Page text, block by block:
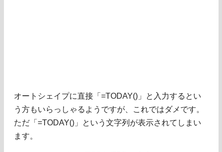
オートシェイプに直接「=TODAY()」と入力するとい
う方もいらっしゃるようですが、これではダメです。
ただ「=TODAY()」という文字列が表示されてしまい
ます。